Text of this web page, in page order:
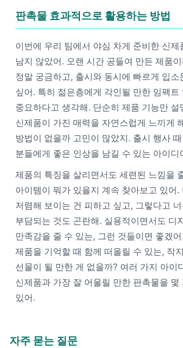
판촉물 효과적으로 활용하는 방법
이번에 우리 팀에서 야심 차게 준비한 신제
남지 않았어. 오랜 시간 공들여 만든 제품
정말 궁금하고, 출시와 동시에 빠르게 입소
싶어. 특히 젊은층에게 각인될 만한 임팩트
중요하다고 생각해. 단순히 제품 기능만 설
신제품이 가진 매력을 자연스럽게 느끼게
방법이 없을까 고민이 많았지. 출시 행사
분들에게 좋은 인상을 남길 수 있는 아이디
제품의 특징을 살리면서도 세련된 느낌을
아이템이 뭐가 있을지 계속 찾아보고 있어.
저렴해 보이는 건 피하고 싶고, 그렇다고
부담되는 것도 곤란해. 실용적이면서도 디
만족감을 줄 수 있는, 그런 것들이면 좋겠
제품을 기억할 때 함께 떠올릴 수 있는, 작
선물이 될 만한 게 없을까? 여러 가지 아이
신제품과 가장 잘 어울릴 만한 판촉물을 몇
있어.
자주 묻는 질문